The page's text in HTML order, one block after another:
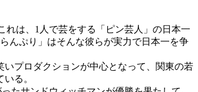
れは、1人で芸をする「ピン芸人」の日本一
んぷり」はそんな彼らが実力で日本一を争
プロダクションが中心となって、関東の若
る。